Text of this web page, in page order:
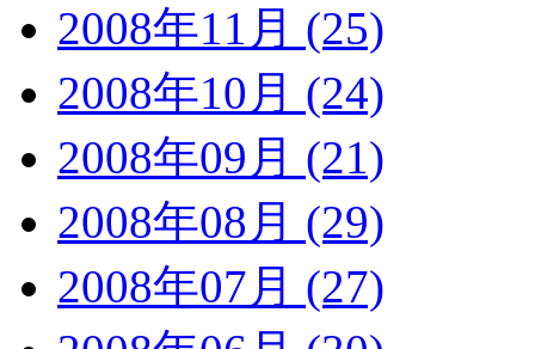
2008年11月 (25)
2008年10月 (24)
2008年09月 (21)
2008年08月 (29)
2008年07月 (27)